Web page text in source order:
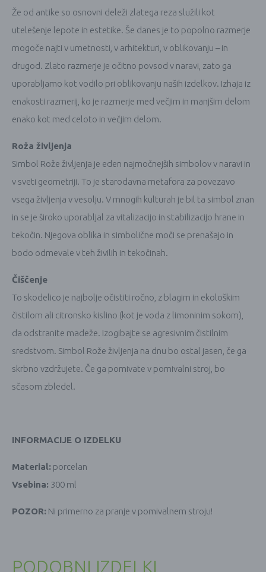
Že od antike so osnovni deleži zlatega reza služili kot
utelešenje lepote in estetike. Še danes je to popolno razmerje
mogoče najti v umetnosti, v arhitekturi, v oblikovanju – in
drugod. Zlato razmerje je očitno povsod v naravi, zato ga
uporabljamo kot vodilo pri oblikovanju naših izdelkov. Izhaja iz
enakosti razmerij, ko je razmerje med večjim in manjšim delom
enako kot med celoto in večjim delom.
Roža življenja
Simbol Rože življenja je eden najmočnejših simbolov v naravi in ​​
v sveti geometriji. To je starodavna metafora za povezavo
vsega življenja v vesolju. V mnogih kulturah je bil ta simbol znan
in se je široko uporabljal za vitalizacijo in stabilizacijo hrane in
tekočin. Njegova oblika in simbolične moči se prenašajo in
bodo odmevale v teh živilih in tekočinah.
Čiščenje
To skodelico je najbolje očistiti ročno, z blagim in ekološkim
čistilom ali citronsko kislino (kot je voda z limoninim sokom),
da odstranite madeže. Izogibajte se agresivnim čistilnim
sredstvom. Simbol Rože življenja na dnu bo ostal jasen, če ga
skrbno vzdržujete. Če ga pomivate v pomivalni stroj, bo
sčasom zbledel.
INFORMACIJE O IZDELKU
Material: porcelan
Vsebina: 300 ml
POZOR: Ni primerno za pranje v pomivalnem stroju!
PODOBNI IZDELKI